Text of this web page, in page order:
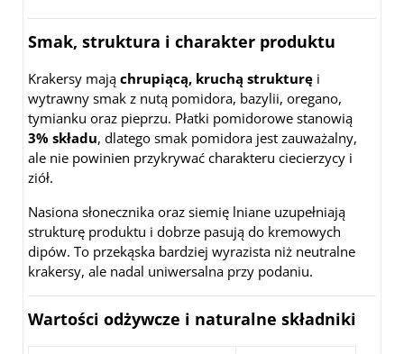
Smak, struktura i charakter produktu
Krakersy mają chrupiącą, kruchą strukturę i
wytrawny smak z nutą pomidora, bazylii, oregano,
tymianku oraz pieprzu. Płatki pomidorowe stanowią
3% składu, dlatego smak pomidora jest zauważalny,
ale nie powinien przykrywać charakteru ciecierzycy i
ziół.
Nasiona słonecznika oraz siemię lniane uzupełniają
strukturę produktu i dobrze pasują do kremowych
dipów. To przekąska bardziej wyrazista niż neutralne
krakersy, ale nadal uniwersalna przy podaniu.
Wartości odżywcze i naturalne składniki